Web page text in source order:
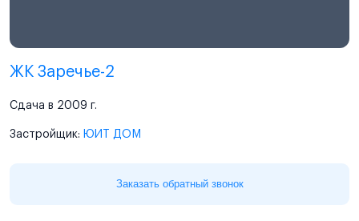
ЖК Заречье-2
Сдача в 2009 г.
Застройщик: ЮИТ ДОМ
Заказать обратный звонок